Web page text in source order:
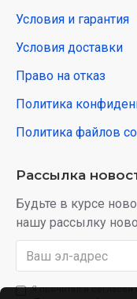
Условия и гарантия
Условия доставки
Право на отказ
Политика
Политика файлов
Рассылка
Будьте в курсе
нашу рассылку
Я прочитал и согласен